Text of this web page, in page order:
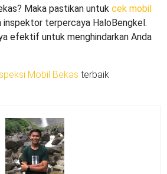
Maka pastikan untuk cek mobil
inspektor terpercaya HaloBengkel.
efektif untuk menghindarkan Anda
Mobil Bekas terbaik